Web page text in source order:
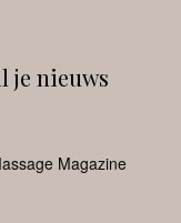
je nieuws
Magazine